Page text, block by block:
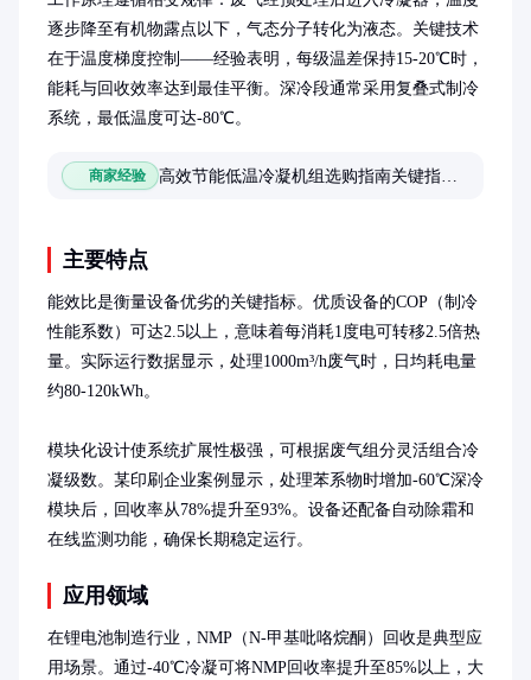
逐步降至有机物露点以下，气态分子转化为液态。关键技术
在于温度梯度控制——经验表明，每级温差保持15-20℃时，
能耗与回收效率达到最佳平衡。深冷段通常采用复叠式制冷
系统，最低温度可达-80℃。
商家经验
主要特点
能效比是衡量设备优劣的关键指标。优质设备的COP（制冷
性能系数）可达2.5以上，意味着每消耗1度电可转移2.5倍热
量。实际运行数据显示，处理1000m³/h废气时，日均耗电量
约80-120kWh。
模块化设计使系统扩展性极强，可根据废气组分灵活组合冷
凝级数。某印刷企业案例显示，处理苯系物时增加-60℃深冷
模块后，回收率从78%提升至93%。设备还配备自动除霜和
在线监测功能，确保长期稳定运行。
应用领域
在锂电池制造行业，NMP（N-甲基吡咯烷酮）回收是典型应
用场景。通过-40℃冷凝可将NMP回收率提升至85%以上，大